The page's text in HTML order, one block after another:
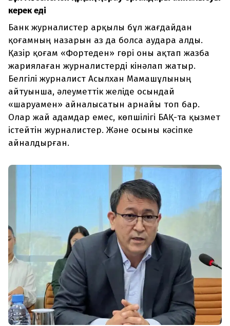
керек еді
Банк журналистер арқылы бұл жағдайдан
қоғамның назарын аз да болса аудара алды.
Қазір қоғам «Фортеден» гөрі оны ақтап жазба
жариялаған журналистерді кінәлап жатыр.
Белгілі журналист Асылхан Мамашұлының
айтуынша, әлеуметтік желіде осындай
«шаруамен» айналысатын арнайы топ бар.
Олар жай адамдар емес, көпшілігі БАҚ-та қызмет
істейтін журналистер. Және осыны кәсіпке
айналдырған.